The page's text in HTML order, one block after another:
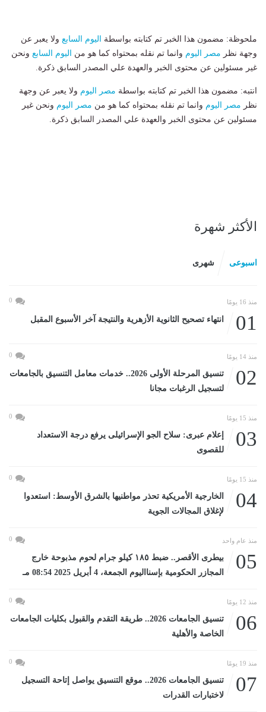
ملحوظة: مضمون هذا الخبر تم كتابته بواسطة اليوم السابع ولا يعبر عن
وجهة نظر مصر اليوم وانما تم نقله بمحتواه كما هو من اليوم السابع ونحن
غير مسئولين عن محتوى الخبر والعهدة علي المصدر السابق ذكرة.
انتبه: مضمون هذا الخبر تم كتابته بواسطة مصر اليوم ولا يعبر عن وجهة
نظر مصر اليوم وانما تم نقله بمحتواه كما هو من مصر اليوم ونحن غير
مسئولين عن محتوى الخبر والعهدة علي المصدر السابق ذكرة.
الأكثر شهرة
اسبوعى شهرى
منذ 16 يومًا 0
01 انتهاء تصحيح الثانوية الأزهرية والنتيجة آخر الأسبوع المقبل
منذ 14 يومًا 0
02
تنسيق المرحلة الأولى 2026.. خدمات معامل التنسيق بالجامعات
لتسجيل الرغبات مجانا
منذ 15 يومًا 0
03
إعلام عبرى: سلاح الجو الإسرائيلى يرفع درجة الاستعداد
للقصوى
منذ 15 يومًا 0
04
الخارجية الأمريكية تحذر مواطنيها بالشرق الأوسط: استعدوا
لإغلاق المجالات الجوية
منذ عام واحد 0
05
بيطرى الأقصر.. ضبط ١٨٥ كيلو جرام لحوم مذبوحة خارج
المجازر الحكومية بإسنااليوم الجمعة، 4 أبريل 2025 08:54 مـ
منذ 12 يومًا 0
06
تنسيق الجامعات 2026.. طريقة التقدم والقبول بكليات الجامعات
الخاصة والأهلية
منذ 19 يومًا 0
07
تنسيق الجامعات 2026.. موقع التنسيق يواصل إتاحة التسجيل
لاختبارات القدرات